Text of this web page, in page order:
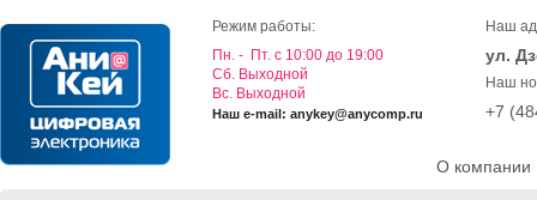
О компании
Режим работы:
Пн. - Пт. с 10:00 до 19:00
Cб. Выходной
Вс. Выходной
Наш e-mail: anykey@anycomp.ru
Наш
ул.
Наш
+7